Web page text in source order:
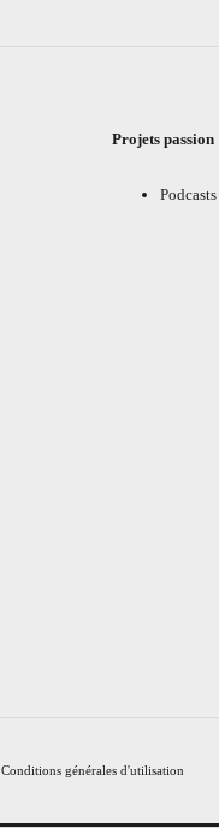
Projets passion
Conditions générales d'utilisation